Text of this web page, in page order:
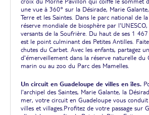
une vue à 360° sur la Désirade, Marie
Terre et les Saintes. Dans le parc national de
réserve mondiale de biosphère par
versants de la Soufrière. Du haut de ses 1
est le point culminant des Petites Antilles.
chutes du Carbet. Avec les enfants, partagez
d'émerveillement dans la réserve naturelle du
marin ou au zoo du Parc des Mamelles.
Un circuit en Guadeloupe de villes en îles.
l'archipel des Saintes, Marie Galante, la
mer, votre circuit en Guadeloupe vous
villes et villages.Profitez de votre passage sur